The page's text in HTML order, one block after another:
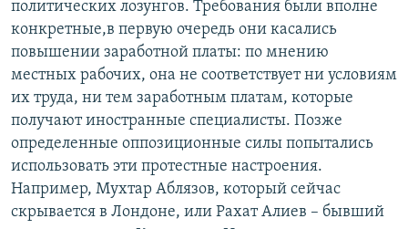
политических лозунгов. Требования были вполне
конкретные,в первую очередь они касались
повышении заработной платы: по мнению
местных рабочих, она не соответствует ни условиям
их труда, ни тем заработным платам, которые
получают иностранные специалисты. Позже
определенные оппозиционные силы попытались
использовать эти протестные настроения.
Например, Мухтар Аблязов, который сейчас
скрывается в Лондоне, или Рахат Алиев – бывший